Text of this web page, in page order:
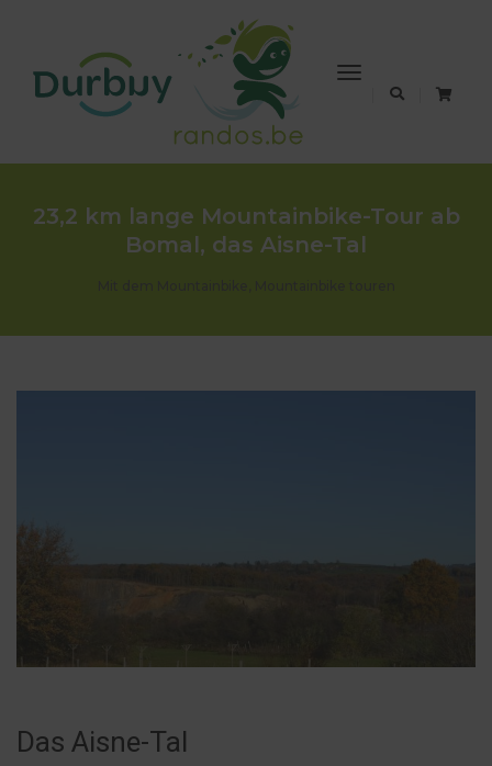
Toggle
Navigation
23,2 km lange Mountainbike-Tour ab
Bomal, das Aisne-Tal
Das Aisne-Tal